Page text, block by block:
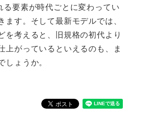
る要素が時代ごとに変わってい
ます。そして最新モデルでは、
を考えると、旧規格の初代より
上がっているといえるのも、ま
しょうか。